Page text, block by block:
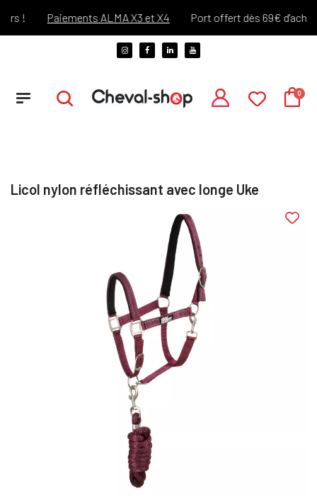
! Paiements ALMA X3 et X4 Port offert dès 69€ d'achats
Licol nylon réfléchissant avec longe Uke